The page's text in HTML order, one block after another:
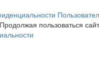
пользоваться